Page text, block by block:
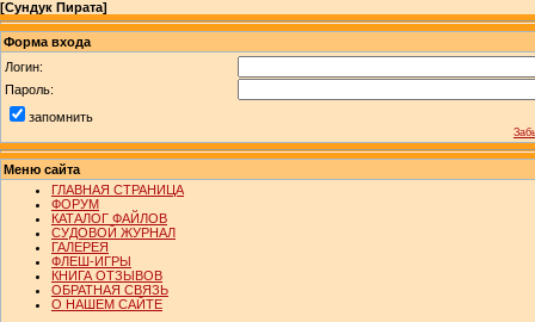
[Сундук Пирата]
Форма входа
Логин:
Пароль:
запомнить
Меню сайта
ГЛАВНАЯ СТРАНИЦА
ФОРУМ
КАТАЛОГ ФАЙЛОВ
СУДОВОЙ ЖУРНАЛ
ГАЛЕРЕЯ
ФЛЕШ-ИГРЫ
КНИГА ОТЗЫВОВ
ОБРАТНАЯ СВЯЗЬ
О НАШЕМ САЙТЕ